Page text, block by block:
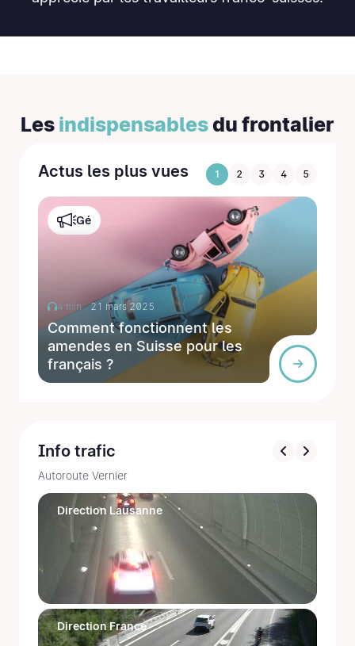
Les indispensables du frontalier
Actus les plus vues 1 2 3 4 5
Gé
4 min 21 mars 2025
Comment fonctionnent les
amendes en Suisse pour les
français ?
Info trafic
Autoroute Vernier
Direction Lausanne
Direction France